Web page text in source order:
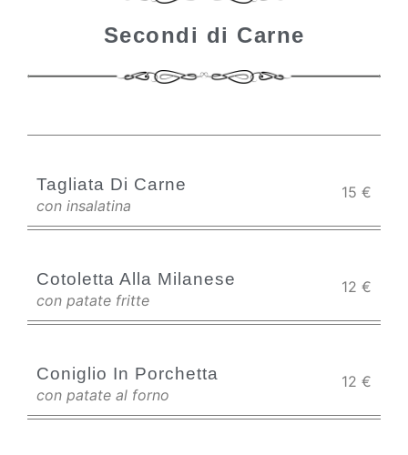
Secondi di Carne
Tagliata Di Carne
con insalatina
15 €
Cotoletta Alla Milanese
con patate fritte
12 €
Coniglio In Porchetta
con patate al forno
12 €